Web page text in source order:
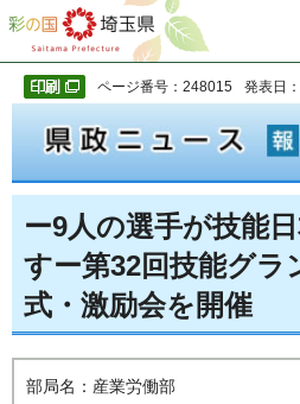
彩の国 埼玉県
ページ番号：248015 発表日
ー9人の選手が技能
すー第32回技能グラ
式・激励会を開催
部局名：産業労働部